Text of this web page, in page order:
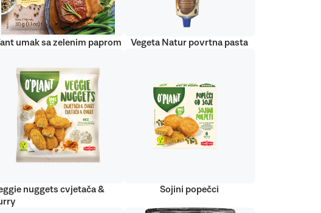
umak sa zelenim paprom Vegeta Natur povrtna pasta
nuggets cvjetača &
Sojini popečci